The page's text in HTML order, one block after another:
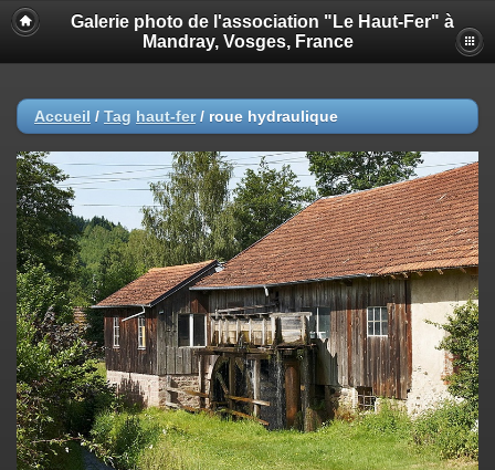
Galerie photo de l'association "Le Haut-Fer" à
Mandray, Vosges, France
Accueil / Tag haut-fer/ roue hydraulique